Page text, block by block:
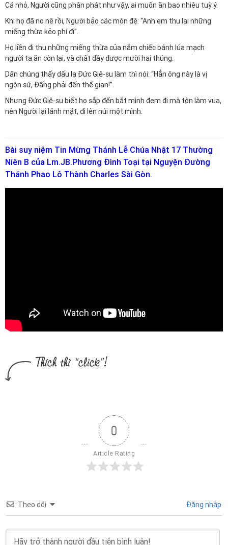
Cá nhỏ, Người cũng phân phát như vậy, ai muốn ăn bao nhiêu tuỳ ý.
Khi họ đã no nê rồi, Người bảo các môn đệ: “Anh em thu lại những
miếng thừa kẻo phí đi”.
Họ liền đi thu những miếng thừa của năm chiếc bánh lúa mạch
người ta ăn còn lại, và chất đầy được mười hai thúng.
Dân chúng thấy dấu lạ Đức Giê-su làm thì nói: “Hẳn ông này là vị
ngôn sứ, Đấng phải đến thế gian!”.
Nhưng Đức Giê-su biết họ sắp đến bắt mình đem đi mà tôn làm vua,
nên Người lại lánh mặt, đi lên núi một mình.
Bài suy niệm Tin Mừng Thánh Lễ Chúa Nhật 17 Thường
Niên B của Lm.JB.Phương Đình Toại tại Nguyện Đường
Thánh Phao Lô Thành Charles Sài Gòn.
0
Article Rating
Theo dõi Đăng nhập